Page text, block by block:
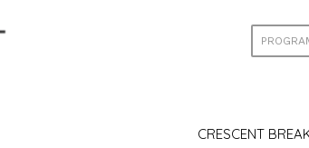
CRESCENT